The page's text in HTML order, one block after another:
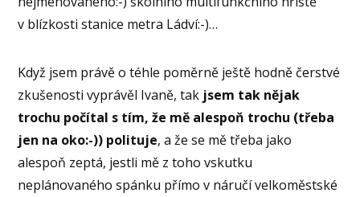
v blízkosti stanice metra Ládví:-)…
Když jsem právě o téhle poměrně ještě hodně čerstvé
zkušenosti vyprávěl Ivaně, tak jsem tak nějak
trochu počítal s tím, že mě alespoň trochu (třeba
jen na oko:-)) polituje, a že se mě třeba jako
alespoň zeptá, jestli mě z toho vskutku
neplánovaného spánku přímo v náručí velkoměstské